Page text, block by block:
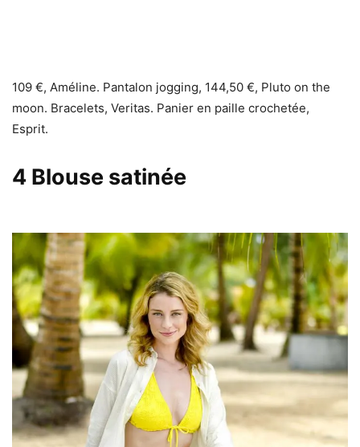
109 €, Améline. Pantalon jogging, 144,50 €, Pluto on the
moon. Bracelets, Veritas. Panier en paille crochetée,
Esprit.
4 Blouse satinée